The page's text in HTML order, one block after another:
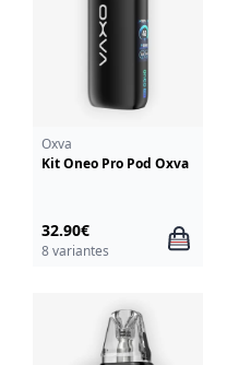
Oxva
Kit Oneo Pro Pod Oxva
32.90€
8 variantes